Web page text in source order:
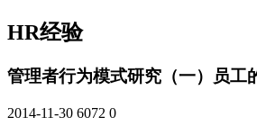
HR经验
管理者行为模式研究（一）员工
2014-11-30 6072 0